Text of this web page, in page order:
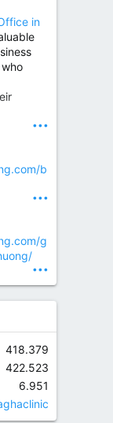
to an
Reddy
in
•••
b
•••
g
•••
418.379
422.523
6.951